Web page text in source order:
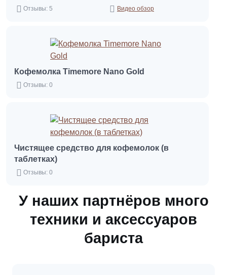
Отзывы: 5 Видео обзор
Кофемолка Timemore Nano Gold
Отзывы: 0
Чистящее средство для кофемолок (в
таблетках)
Отзывы: 0
У наших партнёров много
техники и аксессуаров
бариста